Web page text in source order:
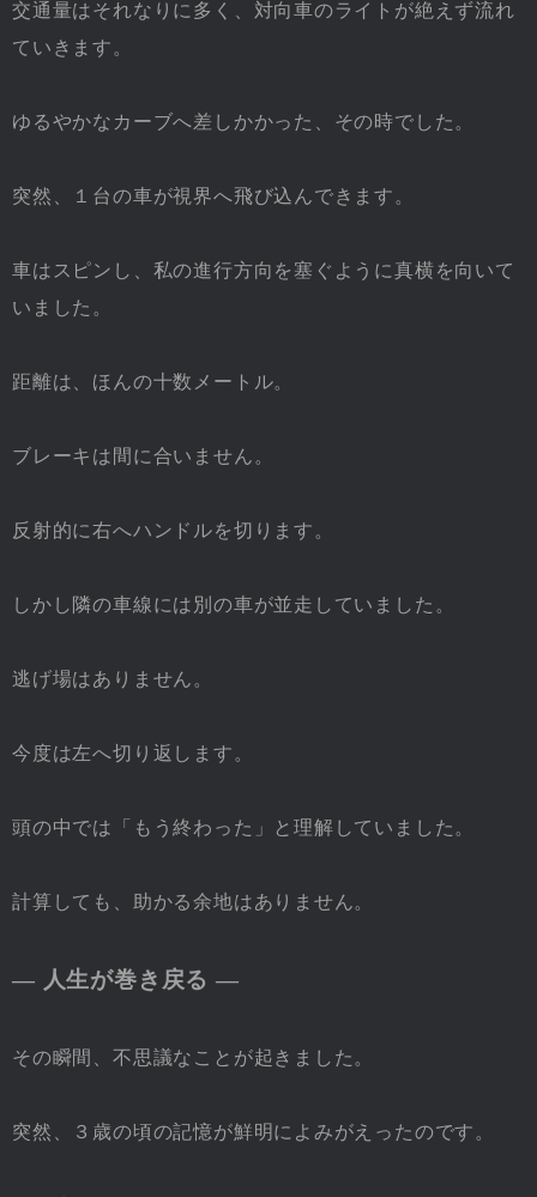
交通量はそれなりに多く、対向車のライトが絶えず流れ
ていきます。
ゆるやかなカーブへ差しかかった、その時でした。
突然、１台の車が視界へ飛び込んできます。
車はスピンし、私の進行方向を塞ぐように真横を向いて
いました。
距離は、ほんの十数メートル。
ブレーキは間に合いません。
反射的に右へハンドルを切ります。
しかし隣の車線には別の車が並走していました。
逃げ場はありません。
今度は左へ切り返します。
頭の中では「もう終わった」と理解していました。
計算しても、助かる余地はありません。
― 人生が巻き戻る ―
その瞬間、不思議なことが起きました。
突然、３歳の頃の記憶が鮮明によみがえったのです。